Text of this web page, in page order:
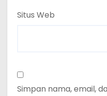
Situs Web
Simpan nama, email,